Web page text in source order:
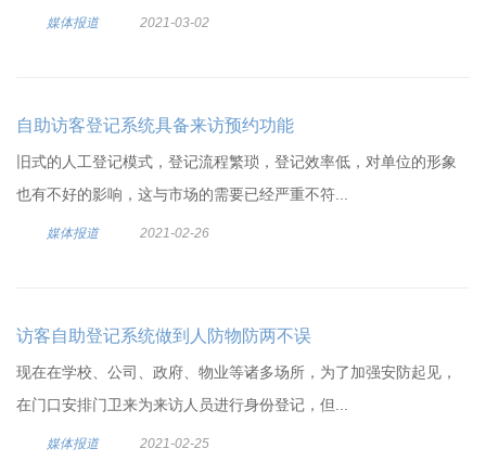
媒体报道 2021-03-02
自助访客登记系统具备来访预约功能
旧式的人工登记模式，登记流程繁琐，登记效率低，对单位的形象
也有不好的影响，这与市场的需要已经严重不符...
媒体报道 2021-02-26
访客自助登记系统做到人防物防两不误
现在在学校、公司、政府、物业等诸多场所，为了加强安防起见，
在门口安排门卫来为来访人员进行身份登记，但...
媒体报道 2021-02-25